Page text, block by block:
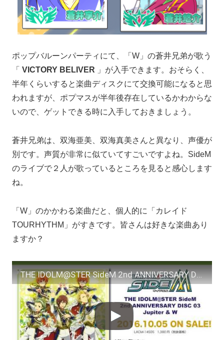
ポップバルーンパーティにて、「W」の蒼井兄弟が歌う
「 VICTORY BELIVER 」が入手できます。おそらく、
半年くらいすると楽曲ディスクにて交換可能になると思
われますが、ポプマスが半年後存在しているかわからな
いので、ゲットできる時に入手しておきましょう。
蒼井兄弟は、双海亜美、双海真美さんと異なり、声優が
別です。声質が非常に似ていてすごいですよね。SideM
のライブで２人が歌っているところを見ると感心します
ね。
「W」のかかわる楽曲だと、個人的に「カレイド
TOURHYTHM」がすきです。皆さんは好きな楽曲あり
ますか？
THE IDOLM@STER SideM 2nd ANNIVERSARY DISC 03 Jupiter & W 試聴動画